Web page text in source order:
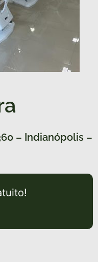
– Indianópolis –